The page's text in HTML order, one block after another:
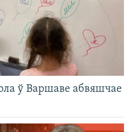
ў Варшаве абвяшчае